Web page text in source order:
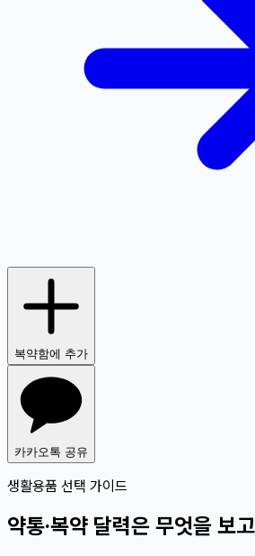
복약함에 추가
카카오톡 공유
생활용품 선택 가이드
약통·복약 달력은 무엇을 보